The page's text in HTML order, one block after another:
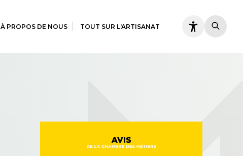
À PROPOS DE NOUS TOUT SUR L'ARTISANAT